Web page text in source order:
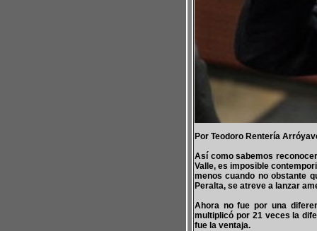
Por Teodoro Rentería
Así como sabemos
Valle, es imposible
menos cuando no obstante
Peralta, se atreve a lanzar
Ahora no fue por una
multiplicó por 21 veces la
fue la ventaja.